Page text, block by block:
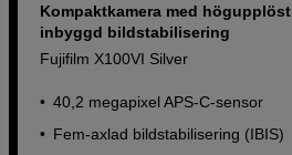
Kompaktkamera med
inbyggd bildstabilisering
Fujifilm X100VI Silver
40,2 megapixel APS-C-sensor
Fem-axlad bildstabilisering (IBIS)